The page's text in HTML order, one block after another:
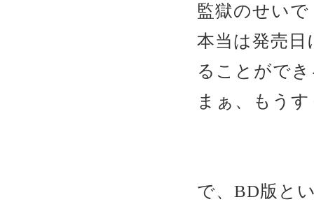
監獄のせいで
本当は発売
ることがで
まぁ、もう
で、BD版と